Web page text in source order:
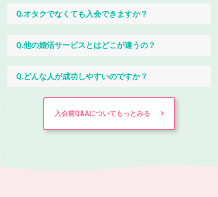
Q.オタクでなくても入会できますか？
Q.他の婚活サービスとはどこが違うの？
Q.どんな人が成功しやすいのですか？
入会前Q&Aについてもっとみる